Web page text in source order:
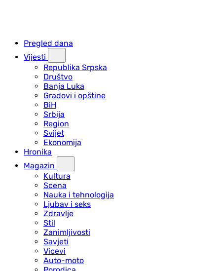
Pregled dana
Vijesti
Republika Srpska
Društvo
Banja Luka
Gradovi i opštine
BiH
Srbija
Region
Svijet
Ekonomija
Hronika
Magazin
Kultura
Scena
Nauka i tehnologija
Ljubav i seks
Zdravlje
Stil
Zanimljivosti
Savjeti
Vicevi
Auto-moto